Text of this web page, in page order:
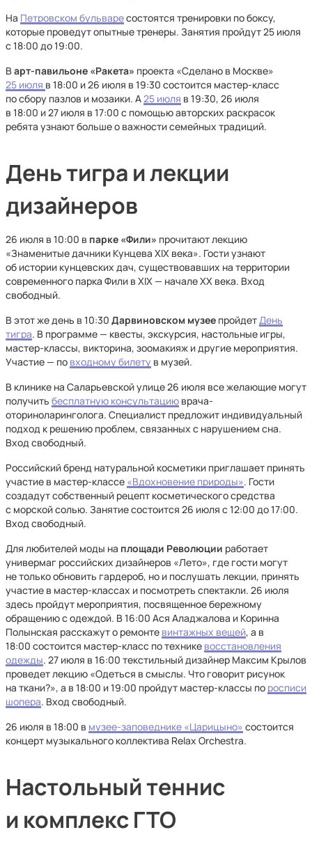
На Петровском бульваресостоятся тренировки по боксу,
которые проведут опытные тренеры. Занятия пройдут 25 июля
с 18:00 до 19:00.
Варт-павильоне «Ракета» проекта «Сделано в Москве»
25 июля в 18:00 и 26 июля в 19:30 состоится мастер-класс
по сбору пазлов и мозаики. А25 июля в 19:30, 26 июля
в 18:00 и 27 июля в 17:00 с помощью авторских раскрасок
ребята узнают больше о важности семейных традиций.
День тигра и лекции
дизайнеров
26 июля в 10:00 в парке «Фили» прочитают лекцию
«Знаменитые дачники Кунцева XIX века». Гости узнают
об истории кунцевских дач, существовавших на территории
современного парка Фили в XIX — начале XX века. Вход
свободный.
В этот же день в 10:30 Дарвиновском музее пройдетДень
тигра. В программе — квесты, экскурсия, настольные игры,
мастер-классы, викторина, зоомакияж и другие мероприятия.
Участие — по входному билету в музей.
В клинике на Саларьевской улице 26 июля все желающие могут
получить бесплатную консультацию врача-
оториноларинголога. Специалист предложит индивидуальный
подход к решению проблем, связанных с нарушением сна.
Вход свободный.
Российский бренд натуральной косметики приглашает принять
участие в мастер-классе «Вдохновение природы». Гости
создадут собственный рецепт косметического средства
с морской солью. Занятие состоится 26 июля с 12:00 до 17:00.
Вход свободный.
Для любителей моды на площади Революции работает
универмаг российских дизайнеров «Лето», где гости могут
не только обновить гардероб, но и послушать лекции, принять
участие в мастер-классах и посмотреть спектакли. 26 июля
здесь пройдут мероприятия, посвященное бережному
обращению с одеждой. В 16:00 Ася Аладжалова и Коринна
Полынская расскажут о ремонте винтажных вещей, а в
18:00 состоится мастер-класс по технике восстановления
одежды. 27 июля в 16:00 текстильный дизайнер Максим Крылов
проведет лекцию «Одеться в смыслы. Что говорит рисунок
на ткани?», а в 18:00 и 19:00 пройдут мастер-классы по росписи
шопера. Вход свободный.
26 июля в 18:00 в музее-заповеднике «Царицыно» состоится
концерт музыкального коллектива Relax Orchestra.
Настольный теннис
и комплекс ГТО